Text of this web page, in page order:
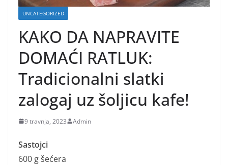
UNCATEGORIZED
KAKO DA NAPRAVITE
DOMAĆI RATLUK:
Tradicionalni slatki
zalogaj uz šoljicu kafe!
9 travnja, 2023 Admin
Sastojci
600 g šećera